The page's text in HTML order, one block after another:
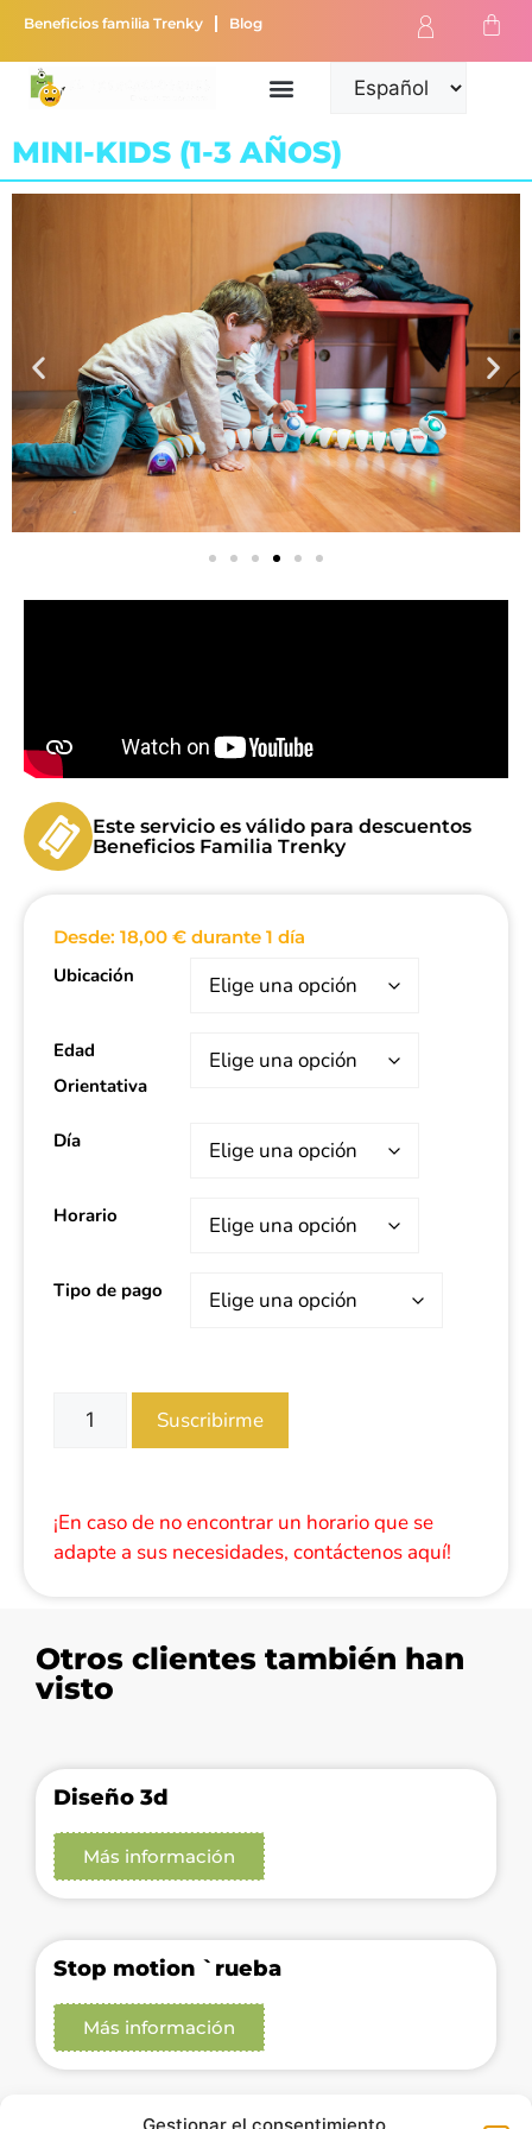
Beneficios familia Trenky Blog
MINI-KIDS (1-3 AÑOS)
Este servicio es válido para descuentos
Beneficios Familia Trenky
Desde: 18,00 € durante 1 día
Ubicación
Edad
Orientativa
Día
Horario
Tipo de pago
Suscribirme
¡En caso de no encontrar un horario que se
adapte a sus necesidades, contáctenos aquí!
Otros clientes también han
visto
Diseño 3d
Más información
Stop motion `rueba
Más información